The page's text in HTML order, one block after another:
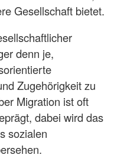
Gesellschaft bietet.
denn je,
Zugehörigkeit zu
Migration ist oft
dabei wird das
sozialen